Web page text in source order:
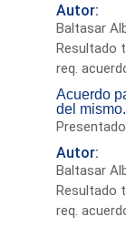
Autor:
Baltasar
Resultado
req.
Acuerdo
del
Autor:
Baltasar
Resultado
req.